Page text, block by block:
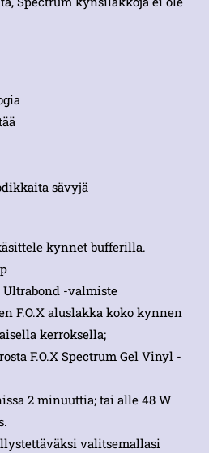
sävyjä
kynnet bufferilla.
Ultrabond -valmiste
F.O.X aluslakka koko kynnen
kerroksella;
F.O.X Spectrum Gel Vinyl -
2 minuuttia; tai alle 48 W
valitsemallasi